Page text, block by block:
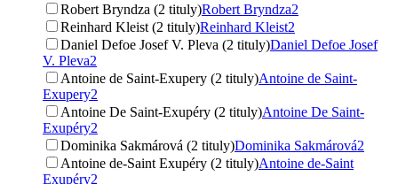
Robert Bryndza (2 tituly)Robert Bryndza2
Reinhard Kleist (2 tituly)Reinhard Kleist2
Daniel Defoe Josef V. Pleva (2 tituly)Daniel Defoe Josef
V. Pleva2
Antoine de Saint-Exupery (2 tituly)Antoine de Saint-
Exupery2
Antoine De Saint-Exupéry (2 tituly)Antoine De Saint-
Exupéry2
Dominika Sakmárová (2 tituly)Dominika Sakmárová2
Antoine de-Saint Exupéry (2 tituly)Antoine de-Saint
Exupéry2